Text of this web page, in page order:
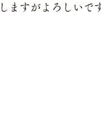
ますがよろしいで